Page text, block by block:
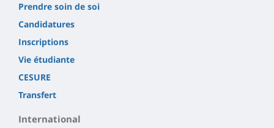
Prendre soin de soi
Candidatures
Inscriptions
Vie étudiante
CESURE
Transfert
International